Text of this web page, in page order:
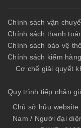
Chính sách vận
Chính sách thanh
Chính sách bảo vệ
Chính sách kiểm hàng
Cơ chế giải quyết
Quy trình tiếp nhận
Chủ sở hữu
Nam / Người đại